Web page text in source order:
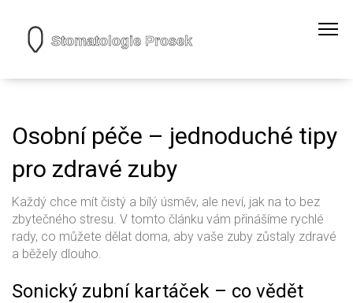
Osobní péče – jednoduché tipy
pro zdravé zuby
Každý chce mít čistý a bílý úsměv, ale neví, jak na to bez
zbytečného stresu. V tomto článku vám přinášíme rychlé
rady, co můžete dělat doma, aby vaše zuby zůstaly zdravé
a běžely dlouho.
Sonický zubní kartáček – co vědět